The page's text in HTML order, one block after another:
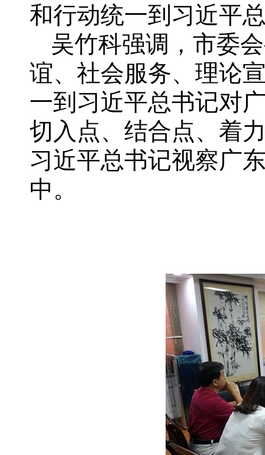
和行动统一到习近平
吴竹科强调，市委
谊、社会服务、理论
一到习近平总书记对
切入点、结合点、着
习近平总书记视察广
中。